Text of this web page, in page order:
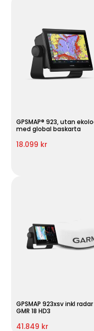
GPSMAP® 923, utan
med global baskarta
18.099 kr
GPSMAP 923xsv inkl radar
GMR 18 HD3
41.849 kr